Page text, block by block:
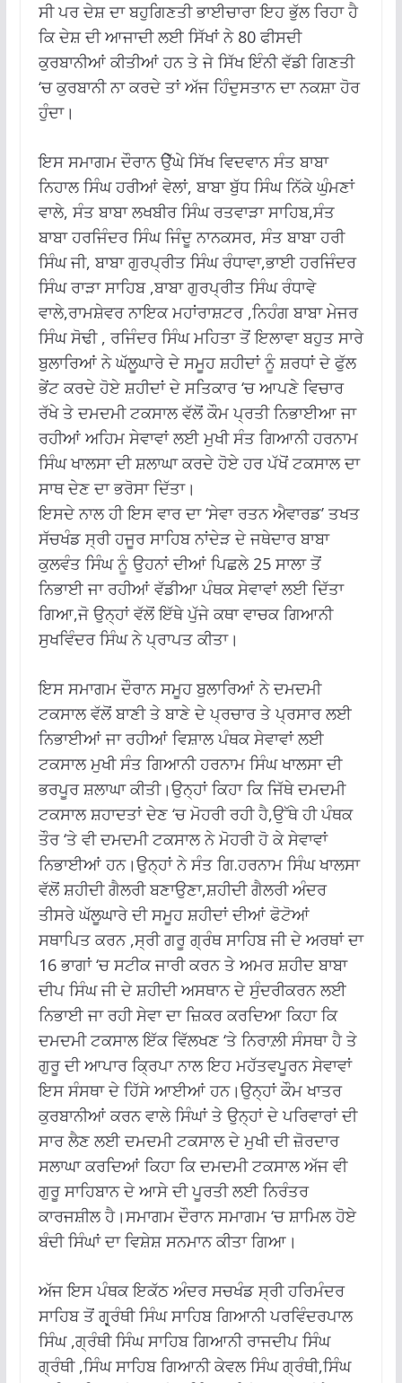
ਸੀ ਪਰ ਦੇਸ਼ ਦਾ ਬਹੁਗਿਣਤੀ ਭਾਈਚਾਰਾ ਇਹ ਭੁੱਲ ਰਿਹਾ ਹੈ
ਕਿ ਦੇਸ਼ ਦੀ ਆਜਾਦੀ ਲਈ ਸਿੱਖਾਂ ਨੇ 80 ਫੀਸਦੀ
ਕੁਰਬਾਨੀਆਂ ਕੀਤੀਆਂ ਹਨ ਤੇ ਜੇ ਸਿੱਖ ਇੰਨੀ ਵੱਡੀ ਗਿਣਤੀ
‘ਚ ਕੁਰਬਾਨੀ ਨਾ ਕਰਦੇ ਤਾਂ ਅੱਜ ਹਿੰਦੁਸਤਾਨ ਦਾ ਨਕਸ਼ਾ ਹੋਰ
ਹੁੰਦਾ।
ਇਸ ਸਮਾਗਮ ਦੌਰਾਨ ੳੇੁੱਘੇ ਸਿੱਖ ਵਿਦਵਾਨ ਸੰਤ ਬਾਬਾ
ਨਿਹਾਲ ਸਿੰਘ ਹਰੀਆਂ ਵੇਲਾਂ, ਬਾਬਾ ਬੁੱਧ ਸਿੰਘ ਨਿੱਕੇ ਘੁੰਮਣਾਂ
ਵਾਲੇ, ਸੰਤ ਬਾਬਾ ਲਖਬੀਰ ਸਿੰਘ ਰਤਵਾੜਾ ਸਾਹਿਬ,ਸੰਤ
ਬਾਬਾ ਹਰਜਿੰਦਰ ਸਿੰਘ ਜਿੰਦੂ ਨਾਨਕਸਰ, ਸੰਤ ਬਾਬਾ ਹਰੀ
ਸਿੰਘ ਜੀ, ਬਾਬਾ ਗੁਰਪ੍ਰੀਤ ਸਿੰਘ ਰੰਧਾਵਾ,ਭਾਈ ਹਰਜਿੰਦਰ
ਸਿੰਘ ਰਾੜਾ ਸਾਹਿਬ ,ਬਾਬਾ ਗੁਰਪ੍ਰੀਤ ਸਿੰਘ ਰੰਧਾਵੇ
ਵਾਲੇ,ਰਾਮਸ਼ੇਵਰ ਨਾਇਕ ਮਹਾਂਰਾਸ਼ਟਰ ,ਨਿਹੰਗ ਬਾਬਾ ਮੇਜਰ
ਸਿੰਘ ਸੋਢੀ , ਰਜਿੰਦਰ ਸਿੰਘ ਮਹਿਤਾ ਤੋਂ ਇਲਾਵਾ ਬਹੁਤ ਸਾਰੇ
ਬੁਲਾਰਿਆਂ ਨੇ ਘੱਲੂਘਾਰੇ ਦੇ ਸਮੂਹ ਸ਼ਹੀਦਾਂ ਨੂੰ ਸ਼ਰਧਾਂ ਦੇ ਫੁੱਲ
ਭੇਂਟ ਕਰਦੇ ਹੋਏ ਸ਼ਹੀਦਾਂ ਦੇ ਸਤਿਕਾਰ ‘ਚ ਆਪਣੇ ਵਿਚਾਰ
ਰੱਖੇ ਤੇ ਦਮਦਮੀ ਟਕਸਾਲ ਵੱਲੋਂ ਕੌਮ ਪ੍ਰਤੀ ਨਿਭਾਈਆ ਜਾ
ਰਹੀਆਂ ਅਹਿਮ ਸੇਵਾਵਾਂ ਲਈ ਮੁਖੀ ਸੰਤ ਗਿਆਨੀ ਹਰਨਾਮ
ਸਿੰਘ ਖਾਲਸਾ ਦੀ ਸ਼ਲਾਘਾ ਕਰਦੇ ਹੋਏ ਹਰ ਪੱਖੋਂ ਟਕਸਾਲ ਦਾ
ਸਾਥ ਦੇਣ ਦਾ ਭਰੋਸਾ ਦਿੱਤਾ।
ਇਸਦੇ ਨਾਲ ਹੀ ਇਸ ਵਾਰ ਦਾ ‘ਸੇਵਾ ਰਤਨ ਐਵਾਰਡ’ ਤਖਤ
ਸੱਚਖੰਡ ਸ੍ਰੀ ਹਜੂਰ ਸਾਹਿਬ ਨਾਂਦੇੜ ਦੇ ਜਥੇਦਾਰ ਬਾਬਾ
ਕੁਲਵੰਤ ਸਿੰਘ ਨੂੰ ਉਹਨਾਂ ਦੀਆਂ ਪਿਛਲੇ 25 ਸਾਲਾ ਤੋਂ
ਨਿਭਾਈ ਜਾ ਰਹੀਆਂ ਵੱਡੀਆ ਪੰਥਕ ਸੇਵਾਵਾਂ ਲਈ ਦਿੱਤਾ
ਗਿਆ,ਜੋ ਉਨ੍ਹਾਂ ਵੱਲੋਂ ਇੱਥੇ ਪੁੱਜੇ ਕਥਾ ਵਾਚਕ ਗਿਆਨੀ
ਸੁਖਵਿੰਦਰ ਸਿੰਘ ਨੇ ਪ੍ਰਾਪਤ ਕੀਤਾ।
ਇਸ ਸਮਾਗਮ ਦੌਰਾਨ ਸਮੂਹ ਬੁਲਾਰਿਆਂ ਨੇ ਦਮਦਮੀ
ਟਕਸਾਲ ਵੱਲੋਂ ਬਾਣੀ ਤੇ ਬਾਣੇ ਦੇ ਪ੍ਰਚਾਰ ਤੇ ਪ੍ਰਸਾਰ ਲਈ
ਨਿਭਾਈਆਂ ਜਾ ਰਹੀਆਂ ਵਿਸ਼ਾਲ ਪੰਥਕ ਸੇਵਾਵਾਂ ਲਈ
ਟਕਸਾਲ ਮੁਖੀ ਸੰਤ ਗਿਆਨੀ ਹਰਨਾਮ ਸਿੰਘ ਖਾਲਸਾ ਦੀ
ਭਰਪੂਰ ਸ਼ਲਾਘਾ ਕੀਤੀ।ਉਨ੍ਹਾਂ ਕਿਹਾ ਕਿ ਜਿੱਥੇ ਦਮਦਮੀ
ਟਕਸਾਲ ਸ਼ਹਾਦਤਾਂ ਦੇਣ ‘ਚ ਮੋਹਰੀ ਰਹੀ ਹੈ,ਉੱਥੇ ਹੀ ਪੰਥਕ
ਤੌਰ ‘ਤੇ ਵੀ ਦਮਦਮੀ ਟਕਸਾਲ ਨੇ ਮੋਹਰੀ ਹੋ ਕੇ ਸੇਵਾਵਾਂ
ਨਿਭਾਈਆਂ ਹਨ।ਉਨ੍ਹਾਂ ਨੇ ਸੰਤ ਗਿ.ਹਰਨਾਮ ਸਿੰਘ ਖਾਲਸਾ
ਵੱਲੋਂ ਸ਼ਹੀਦੀ ਗੈਲਰੀ ਬਣਾਉਣਾ,ਸ਼ਹੀਦੀ ਗੈਲਰੀ ਅੰਦਰ
ਤੀਸਰੇ ਘੱਲੂਘਾਰੇ ਦੀ ਸਮੂਹ ਸ਼ਹੀਦਾਂ ਦੀਆਂ ਫੋਟੋਆਂ
ਸਥਾਪਿਤ ਕਰਨ ,ਸ੍ਰੀ ਗਰੂ ਗ੍ਰੰਥ ਸਾਹਿਬ ਜੀ ਦੇ ਅਰਥਾਂ ਦਾ
16 ਭਾਗਾਂ ‘ਚ ਸਟੀਕ ਜਾਰੀ ਕਰਨ ਤੇ ਅਮਰ ਸ਼ਹੀਦ ਬਾਬਾ
ਦੀਪ ਸਿੰਘ ਜੀ ਦੇ ਸ਼ਹੀਦੀ ਅਸਥਾਨ ਦੇ ਸੁੰਦਰੀਕਰਨ ਲਈ
ਨਿਭਾਈ ਜਾ ਰਹੀ ਸੇਵਾ ਦਾ ਜ਼ਿਕਰ ਕਰਦਿਆ ਕਿਹਾ ਕਿ
ਦਮਦਮੀ ਟਕਸਾਲ ਇੱਕ ਵਿੱਲਖਣ ‘ਤੇ ਨਿਰਾਲ਼ੀ ਸੰਸਥਾ ਹੈ ਤੇ
ਗੁਰੂ ਦੀ ਆਪਾਰ ਕ੍ਰਿਪਾ ਨਾਲ ਇਹ ਮਹੱਤਵਪੂਰਨ ਸੇਵਾਵਾਂ
ਇਸ ਸੰਸਥਾ ਦੇ ਹਿੱਸੇ ਆਈਆਂ ਹਨ।ਉਨ੍ਹਾਂ ਕੌਮ ਖਾਤਰ
ਕੁਰਬਾਨੀਆਂ ਕਰਨ ਵਾਲੇ ਸਿੰਘਾਂ ਤੇ ਉਨ੍ਹਾਂ ਦੇ ਪਰਿਵਾਰਾਂ ਦੀ
ਸਾਰ ਲੈਣ ਲਈ ਦਮਦਮੀ ਟਕਸਾਲ ਦੇ ਮੁਖੀ ਦੀ ਜ਼ੋਰਦਾਰ
ਸਲਾਘਾ ਕਰਦਿਆਂ ਕਿਹਾ ਕਿ ਦਮਦਮੀ ਟਕਸਾਲ ਅੱਜ ਵੀ
ਗੁਰੂ ਸਾਹਿਬਾਨ ਦੇ ਆਸੇ ਦੀ ਪੂਰਤੀ ਲਈ ਨਿਰੰਤਰ
ਕਾਰਜਸ਼ੀਲ ਹੈ।ਸਮਾਗਮ ਦੌਰਾਨ ਸਮਾਗਮ ‘ਚ ਸ਼ਾਮਿਲ ਹੋਏ
ਬੰਦੀ ਸਿੰਘਾਂ ਦਾ ਵਿਸ਼ੇਸ਼ ਸਨਮਾਨ ਕੀਤਾ ਗਿਆ।
ਅੱਜ ਇਸ ਪੰਥਕ ਇਕੱਠ ਅੰਦਰ ਸਚਖੰਡ ਸ੍ਰੀ ਹਰਿਮੰਦਰ
ਸਾਹਿਬ ਤੋਂ ਗ੍ਰ੍ਰੰਥੀ ਸਿੰਘ ਸਾਹਿਬ ਗਿਆਨੀ ਪਰਵਿੰਦਰਪਾਲ
ਸਿੰਘ ,ਗ੍ਰੰਥੀ ਸਿੰਘ ਸਾਹਿਬ ਗਿਆਨੀ ਰਾਜਦੀਪ ਸਿੰਘ
ਗ੍ਰੰਥੀ ,ਸਿੰਘ ਸਾਹਿਬ ਗਿਆਨੀ ਕੇਵਲ ਸਿੰਘ ਗ੍ਰੰਥੀ,ਸਿੰਘ